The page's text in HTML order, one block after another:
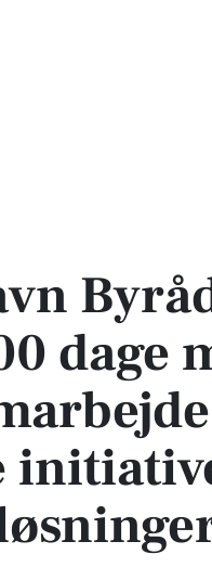
med fokus på samarbejde,
dage